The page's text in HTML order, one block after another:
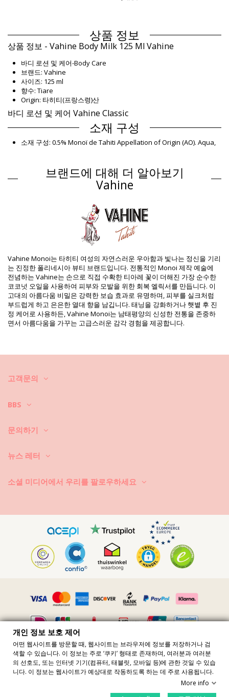
상품 정보
상품 정보 - Vahine Body Milk 125 Ml Vahine
바디 로션 및 케어-Body Care
브랜드: Vahine
사이즈: 125 ml
향수: Tiare
Origin: 타히티(프랑스령)산
바디 로션 및 케어 Vahine Classic
소재 구성
소재 구성: 0.5% Monoï de Tahiti Appellation of Origin (AO). Aqua,
taitensis flower extract, Parfum (Fragrance), Tocopherol
(Vitamin E), Amyl ci
제품 정보
구분: Unisex, 바디 로션 및 케어
패키지 포함 항목: 1 x 바디 로션 및 케어 (포함되지 않는 다른 액세서
EAN: 원 사이즈 (3770033200322)
중량: 130g / 0.29lb / 4.59oz
보정한 사진
세탁 및 관리 안내
관리 안내 사항: Vahine Vahine Body Milk 125 Ml
브랜드에 대해 더 알아보기
Vahine
Vahine Monoi는 타히티 여성의 자연스러운 우아함과 빛나는 정신을 기리
는 진정한 폴리네시아 뷰티 브랜드입니다. 전통적인 Monoi 제작 예술에
전념하는 Vahine는 손으로 직접 수확한 티아레 꽃이 더해진 가장 순수한
코코넛 오일을 사용하여 피부와 모발을 위한 회복 엘릭서를 만듭니다. 이
고대의 아름다움 비밀은 강력한 보습 효과로 유명하며, 피부를 실크처럼
부드럽게 하고 은은한 열대 향을 남깁니다. 태닝을 강화하거나 햇볕 후 진
정 케어로 사용하든, Vahine Monoi는 남태평양의 신성한 전통을 존중하
면서 아름다움을 가꾸는 고급스러운 감각 경험을 제공합니다.
고객문의
BBS
문의하기
뉴스 레터
소셜 미디어에서 우리를 팔로우하세요
모든 가격에는 VAT 포함 · VAT 번호 FR36509778270 · 판권 소유 ©2023
Brazilian Bikini Shop
Site protected by reCAPTCHA.Privacy-Terms
개인 정보 보호 제어
어떤 웹사이트를 방문할 때, 웹사이트는 브라우저에 정보를 저장하거나 검
색할 수 있습니다. 이 정보는 주로 ‘쿠키’ 형태로 존재하며, 여러분과 여러분
의 선호도, 또는 인터넷 기기(컴퓨터, 태블릿, 모바일 등)에 관한 것일 수 있습
니다. 이 정보는 웹사이트가 예상대로 작동하도록 하는 데 주로 사용됩니다.
More info